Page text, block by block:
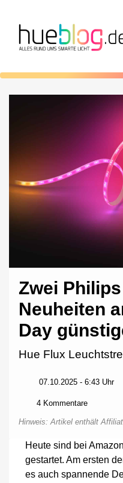
Zwei
Neuheiten
Day
Hue Flux
07.10.2025 - 6:43 Uhr
4 Kommentarezu
Philips
Neuheiten
am
Prime
Hinweis: Artikel enthält
Heute sind bei
gestartet. Am ersten
es auch spannende